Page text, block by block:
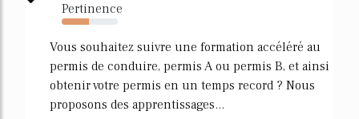
Pertinence
48%
Vous souhaitez suivre une formation accéléré au
permis de conduire, permis A ou permis B, et ainsi
obtenir votre permis en un temps record ? Nous
proposons des apprentissages...